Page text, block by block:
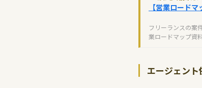
【営業ロード
フリーランスの案
業ロードマップ資
エージェン